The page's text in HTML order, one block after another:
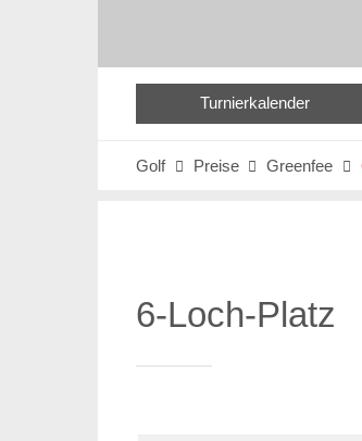
Turnierkalender
Golf  Preise  Greenfee 
6-Loch-Platz